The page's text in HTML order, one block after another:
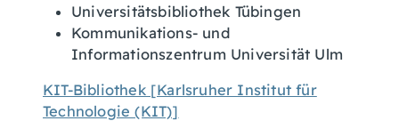
Universitätsbibliothek Tübingen
Kommunikations- und
Informationszentrum Universität Ulm
KIT-Bibliothek [Karlsruher Institut für
Technologie (KIT)]